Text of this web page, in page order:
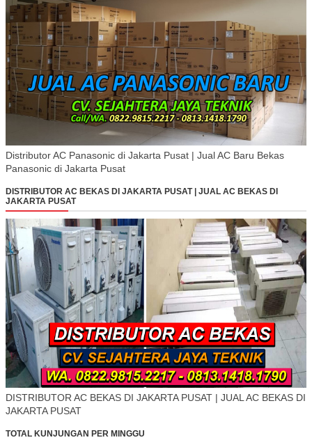
Distributor AC Panasonic di Jakarta Pusat | Jual AC Baru Bekas
Panasonic di Jakarta Pusat
DISTRIBUTOR AC BEKAS DI JAKARTA PUSAT | JUAL AC BEKAS DI
JAKARTA PUSAT
DISTRIBUTOR AC BEKAS DI JAKARTA PUSAT | JUAL AC BEKAS DI
JAKARTA PUSAT
TOTAL KUNJUNGAN PER MINGGU